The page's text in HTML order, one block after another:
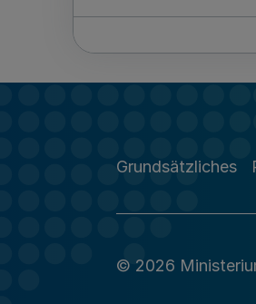
Grundsätzliches
© 2026